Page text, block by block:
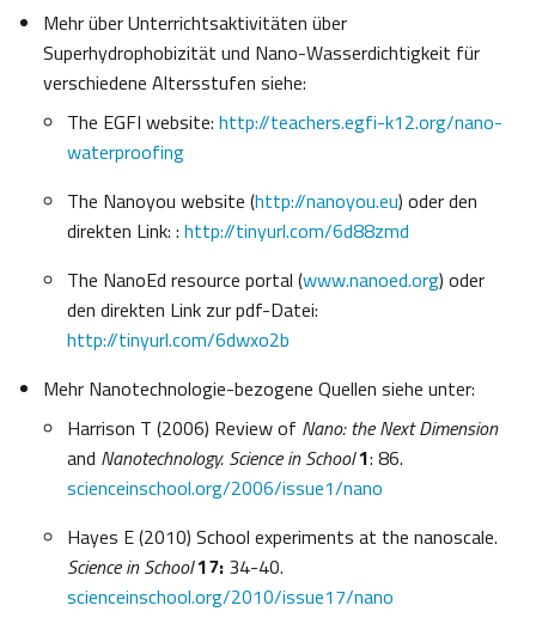
Mehr über Unterrichtsaktivitäten über
Superhydrophobizität und Nano-Wasserdichtigkeit für
verschiedene Altersstufen siehe:
The EGFI website: http://teachers.egfi-k12.org/nano-
waterproofing
The Nanoyou website (http://nanoyou.eu) oder den
direkten Link: : http://tinyurl.com/6d88zmd
The NanoEd resource portal (www.nanoed.org) oder
den direkten Link zur pdf-Datei:
http://tinyurl.com/6dwxo2b
Mehr Nanotechnologie-bezogene Quellen siehe unter:
Harrison T (2006) Review of Nano: the Next Dimension
and Nanotechnology. Science in School1: 86.
scienceinschool.org/2006/issue1/nano
Hayes E (2010) School experiments at the nanoscale.
Science in School17: 34-40.
scienceinschool.org/2010/issue17/nano